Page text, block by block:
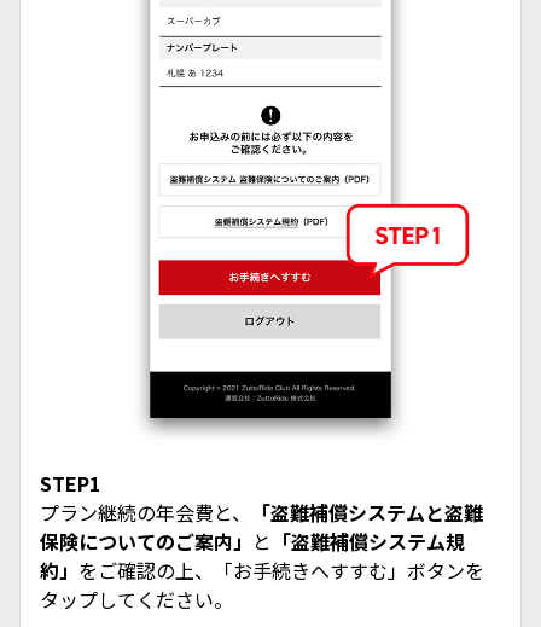
STEP1
プラン継続の年会費と、
「盗難補償システムと盗難
保険についてのご案内」 と 「盗難補償システム規
約」 をご確認の上、「お手続きへすすむ」ボタンを
タップしてください。